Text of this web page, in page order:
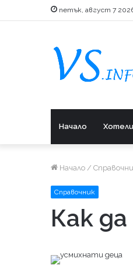
петък, август 7
Начало Хотели
Начало /
Справочник
Как